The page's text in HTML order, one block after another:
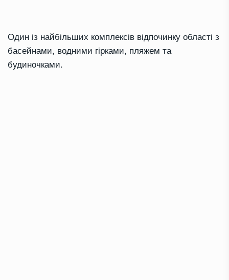
Один із найбільших комплексів відпочинку області з
басейнами, водними гірками, пляжем та
будиночками.